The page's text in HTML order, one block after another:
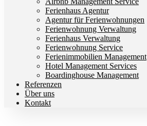
Ferienhaus Agentur
Agentur für Ferienwohnungen
Ferienwohnung Verwaltung
Ferienhaus Verwaltung
Ferienwohnung Service
Ferienimmobilien Management
Hotel Management Services
Boardinghouse Management
Referenzen
Über uns
Kontakt